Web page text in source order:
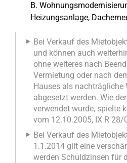
B.
Heizungsanlage,
Bei Verkauf des
und können auch
ohne weiteres nach
Vermietung oder nach
Hauses als nachträgliche
abgesetzt werden. Wie
verwendet wurde, spielte
vom 12.10.2005, IX R 28/
Bei Verkauf des
1.1.2014 gilt eine
werden Schuldzinsen für